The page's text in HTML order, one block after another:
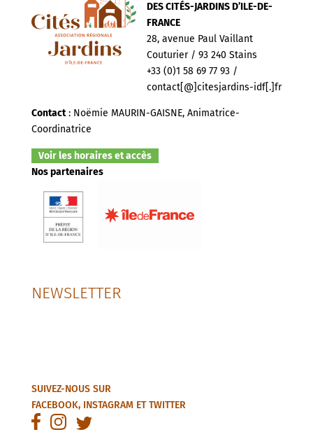
DES CITÉS-JARDINS D’ILE-DE-
FRANCE
28, avenue Paul Vaillant
Couturier / 93 240 Stains
+33 (0)1 58 69 77 93 /
contact[@]citesjardins-idf[.]fr
Contact: Noëmie MAURIN-GAISNE, Animatrice-
Coordinatrice
Voir les horaires et accès
Nos partenaires
NEWSLETTER
SUIVEZ-NOUS SUR
FACEBOOK, INSTAGRAMETTWITTER